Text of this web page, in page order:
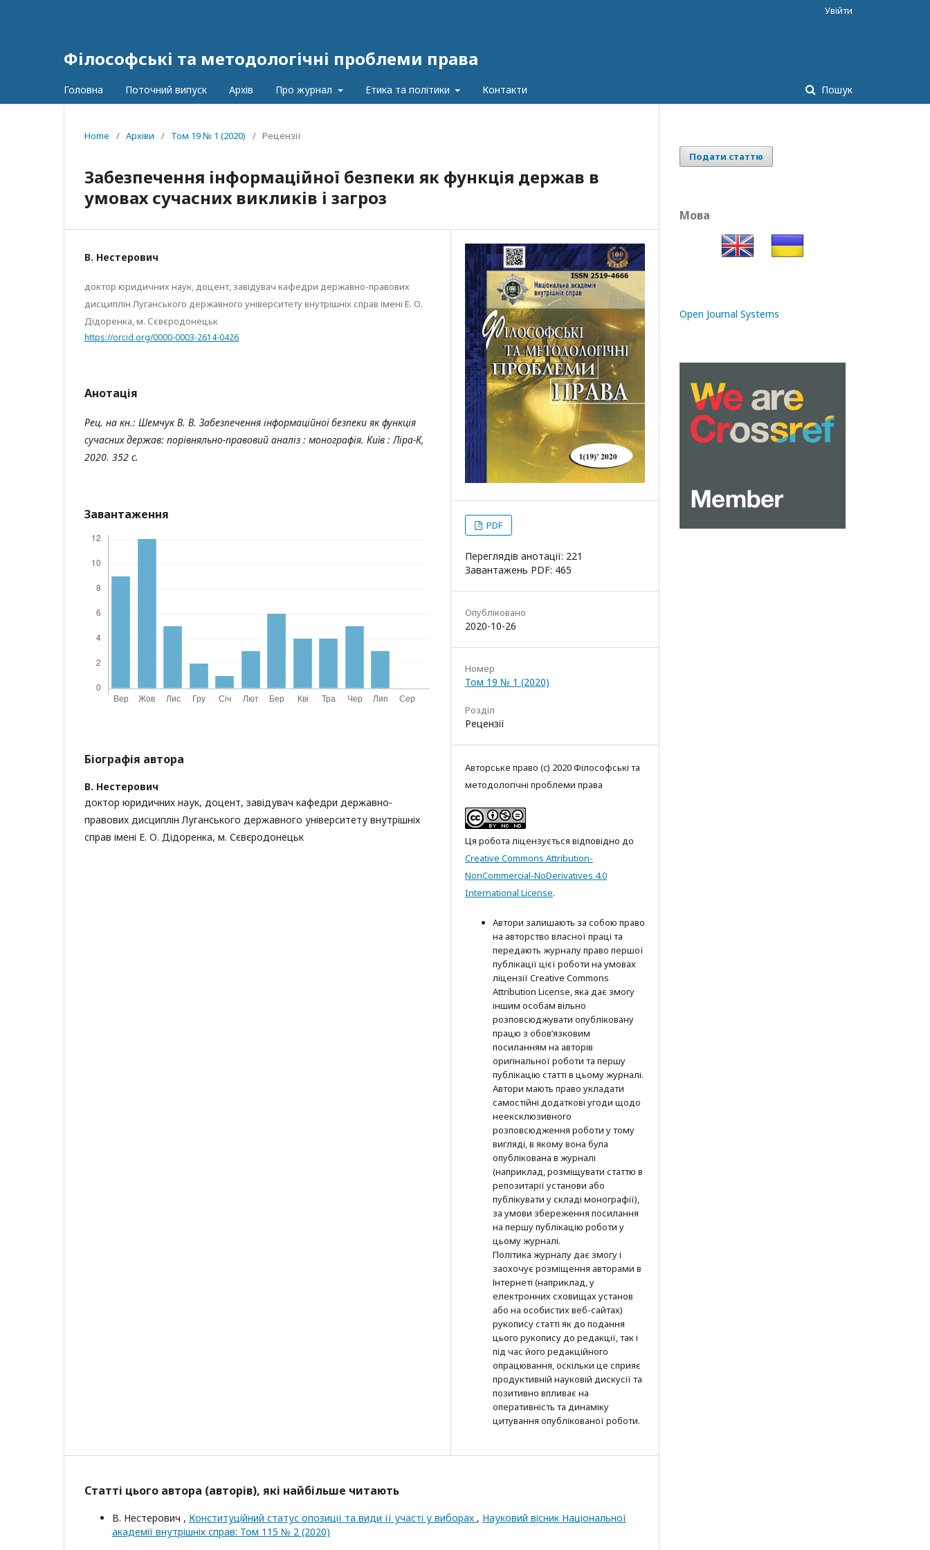
Філософські та методологічні проблеми права
Головна Поточний випуск Архів Про журнал Етика та політики Контакти Пошук
Увійти
Home / Архіви / Том 19 № 1 (2020) / Рецензії
Забезпечення інформаційної безпеки як функція держав в
умовах сучасних викликів і загроз
В. Нестерович
доктор юридичних наук, доцент, завідувач кафедри державно-правових
дисциплін Луганського державного університету внутрішніх справ імені Е. О.
Дідоренка, м. Сєвєродонецьк
https://orcid.org/0000-0003-2614-0426
Анотація
Рец. на кн.: Шемчук В. В. Забезпечення інформаційної безпеки як функція
сучасних держав: порівняльно-правовий аналіз : монографія. Київ : Ліра-К,
2020. 352 с.
Завантаження
Біографія автора
В. Нестерович
доктор юридичних наук, доцент, завідувач кафедри державно-
правових дисциплін Луганського державного університету внутрішніх
справ імені Е. О. Дідоренка, м. Сєвєродонецьк
PDF
Переглядів анотації: 221
Завантажень PDF: 465
Опубліковано
2020-10-26
Номер
Том 19 № 1 (2020)
Розділ
Рецензії
Авторське право (c) 2020 Філософські та
методологічні проблеми права
Ця робота ліцензується відповідно до
Creative Commons Attribution-
NonCommercial-NoDerivatives 4.0
International License.
Автори залишають за собою право
на авторство власної праці та
передають журналу право першої
публікації цієї роботи на умовах
ліцензії Creative Commons
Attribution License, яка дає змогу
іншим особам вільно
розповсюджувати опубліковану
працю з обов’язковим
посиланням на авторів
оригінальної роботи та першу
публікацію статті в цьому журналі.
Автори мають право укладати
самостійні додаткові угоди щодо
неексклюзивного
розповсюдження роботи у тому
вигляді, в якому вона була
опублікована в журналі
(наприклад, розміщувати статтю в
репозитарії установи або
публікувати у складі монографії),
за умови збереження посилання
на першу публікацію роботи у
цьому журналі.
Політика журналу дає змогу і
заохочує розміщення авторами в
Інтернеті (наприклад, у
електронних сховищах установ
або на особистих веб-сайтах)
рукопису статті як до подання
цього рукопису до редакції, так і
під час його редакційного
опрацювання, оскільки це сприяє
продуктивній науковій дискусії та
позитивно впливає на
оперативність та динаміку
цитування опублікованої роботи.
Статті цього автора (авторів), які найбільше читають
В. Нестерович , Конституційний статус опозиції та види її участі у виборах , Науковий вісник Національної
академії внутрішніх справ: Том 115 № 2 (2020)
Подати статтю
Мова
Open Journal Systems